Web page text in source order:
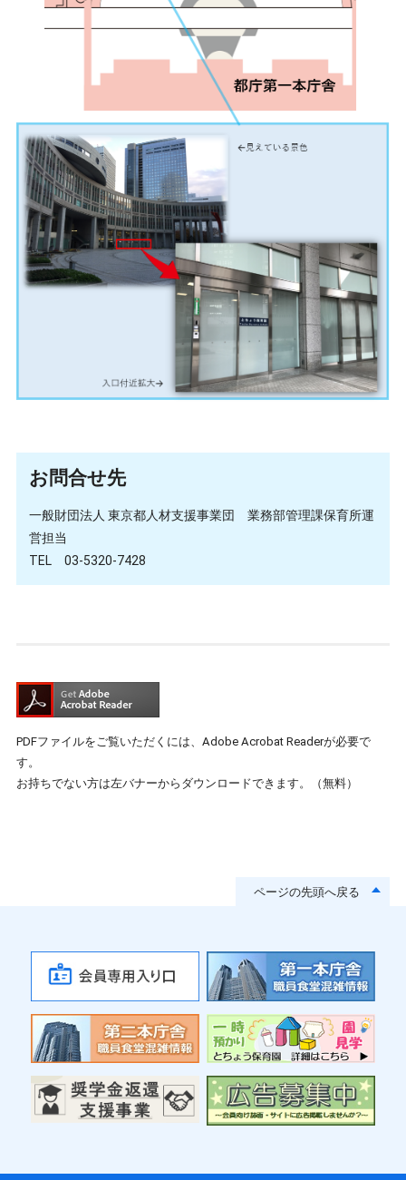
お問合せ先
一般財団法人 東京都人材支援事業団 業務部管理課保育所運
営担当
TEL 03-5320-7428
PDFファイルをご覧いただくには、Adobe Acrobat Readerが必要で
す。
お持ちでない方は左バナーからダウンロードできます。（無料）
ページの先頭へ戻る